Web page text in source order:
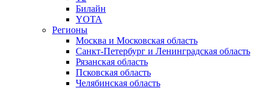
Билайн
YOTA
Регионы
Москва и Московская область
Санкт-Петербург и Ленинградская область
Рязанская область
Псковская область
Челябинская область